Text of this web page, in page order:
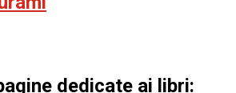
dedicate ai libri: